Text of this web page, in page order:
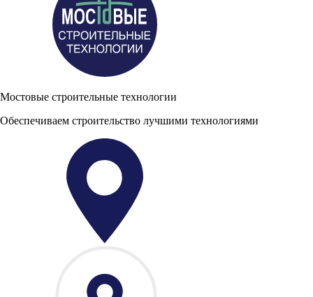
Мостовые строительные технологии
Обеспечиваем строительство лучшими технологиями